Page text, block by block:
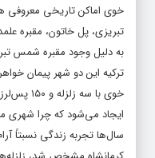
خوی اماکن تاریخی معروفی
تبریزی، پل خاتون، مقبره
به دلیل وجود مقبره شمس
ترکیه این دو شهر پیمان
خوی با
ایجاد می‌شود که چرا شهری
سال‌ها تجربه زندگی نسبتاً